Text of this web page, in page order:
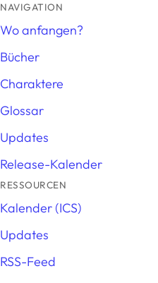
NAVIGATION
Wo anfangen?
Bücher
Charaktere
Glossar
Updates
Release-Kalender
RESSOURCEN
Kalender (ICS)
Updates
RSS-Feed